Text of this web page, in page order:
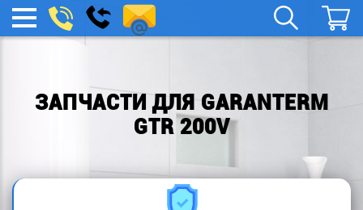
МЕНЮ
boylera@yandex.ru
Заказать
звонок
ЗАПЧАСТИ ДЛЯ GARANTERM
GTR 200V